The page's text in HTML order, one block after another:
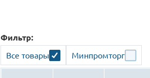
Фильтр:
Все товары Минпромторг